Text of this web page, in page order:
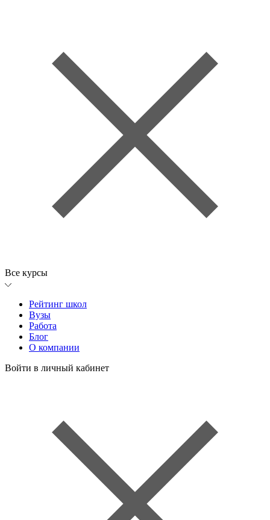
Все курсы
Рейтинг школ
Вузы
Работа
Блог
О компании
Войти в личный кабинет